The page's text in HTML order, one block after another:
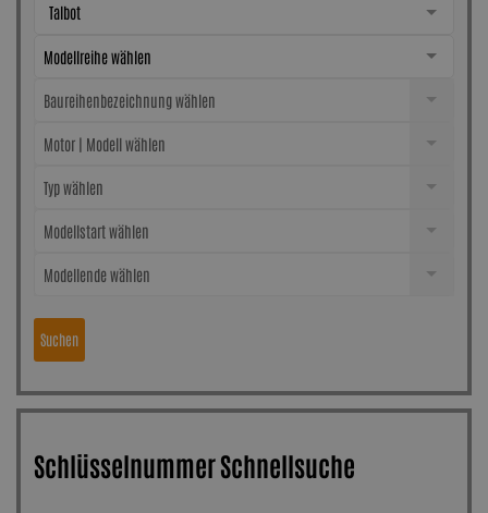
Talbot
Modellreihe wählen
Baureihenbezeichnung wählen
Motor | Modell wählen
Typ wählen
Modellstart wählen
Modellende wählen
Suchen
Schlüsselnummer Schnellsuche